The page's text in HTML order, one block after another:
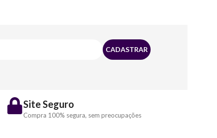
Site Seguro
Compra 100% segura, sem preocupações